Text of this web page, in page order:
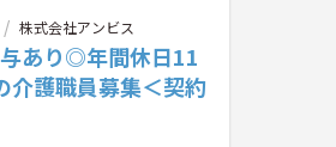
株式会社アンビス
与あり◎年間休日11
護職員募集＜契約